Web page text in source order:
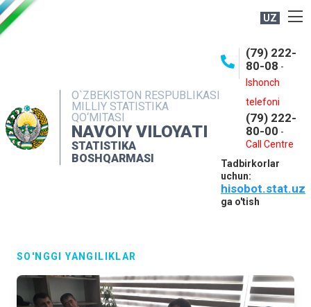
UZ
O`ZBEKISTON RESPUBLIKASI
MILLIY STATISTIKA
QO‘MITASI
NAVOIY VILOYATI
STATISTIKA
BOSHQARMASI
(79) 222-
80-08 -
Ishonch
telefoni
(79) 222-
80-00 -
Call Centre
Tadbirkorlar
uchun:
hisobot.stat.uz
ga o'tish
OCHIQ MA'LUMOTLAR
INTERAKTIV XIZMATLAR
MUROJAATLAR
SO'NGGI YANGILIKLAR